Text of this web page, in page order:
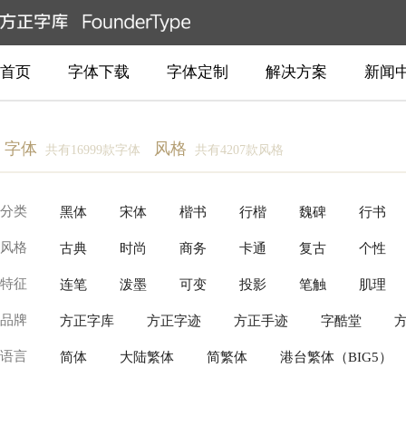
首页 字体下载 字体定制 解决方案 新闻
字体 共有16999款字体 风格 共有4207款风格
分类 黑体 宋体 楷书 行楷 魏碑 行书
创意书写 常规书写·毛笔 常规书写·硬笔 衬
风格 古典 时尚 商务 卡通 复古 个性
柔美 温暖 近代 动感 豪放 新中式
特征 连笔 泼墨 可变 投影 笔触 肌理
逆反差 具象装饰 故障变形 有机流动
品牌 方正字库 方正字迹 方正手迹 字酷堂
Production Type Fontworks Linotype(Monotype)
语言 简体 大陆繁体 简繁体 港台繁体（BIG5）